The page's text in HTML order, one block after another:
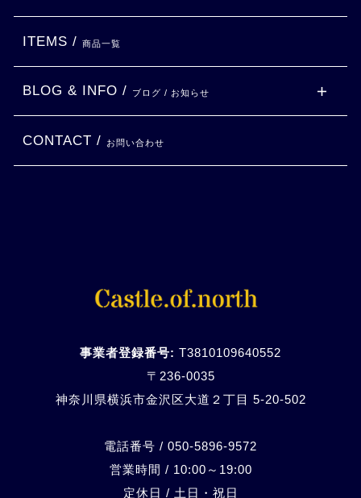
事業者登録番号: T3810109640552
〒236-0035
神奈川県横浜市金沢区大道２丁目 5-20-502
電話番号 / 050-5896-9572
営業時間 / 10:00～19:00
定休日 / 土日・祝日
ITEMS / 商品一覧
BLOG & INFO / ブログ / お知らせ
CONTACT / お問い合わせ